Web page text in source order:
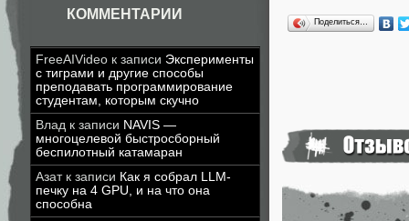
КОММЕНТАРИИ
FreeAIVideo к записи Эксперименты
с тиграми и другие способы
преподавать программирование
студентам, которым скучно
Влад к записи NAVIS —
многоцелевой быстросборный
беспилотный катамаран
Азатк записи Как я собрал LLM-
печку на 4 GPU, и на что она
способна
Поделиться…